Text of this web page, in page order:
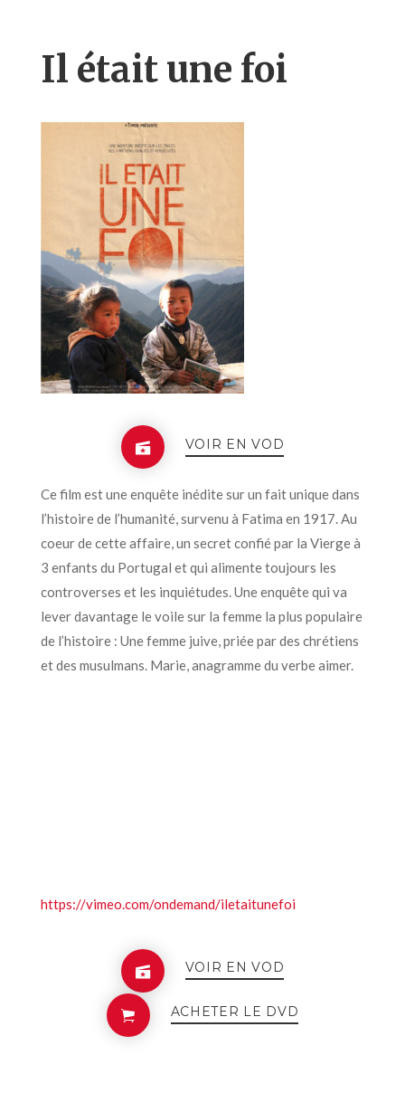
Il était une foi
VOIR EN VOD
Ce film est une enquête inédite sur un fait unique dans
l’histoire de l’humanité, survenu à Fatima en 1917. Au
coeur de cette affaire, un secret confié par la Vierge à
3 enfants du Portugal et qui alimente toujours les
controverses et les inquiétudes. Une enquête qui va
lever davantage le voile sur la femme la plus populaire
de l’histoire : Une femme juive, priée par des chrétiens
et des musulmans. Marie, anagramme du verbe aimer.
https://vimeo.com/ondemand/iletaitunefoi
VOIR EN VOD
ACHETER LE DVD